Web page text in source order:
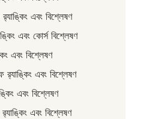
এবং বিশ্লেষণ
এবং কোর্স বিশ্লেষণ
এবং বিশ্লেষণ
এবং বিশ্লেষণ
এবং বিশ্লেষণ
র‌্যাঙ্কিং এবং বিশ্লেষণ